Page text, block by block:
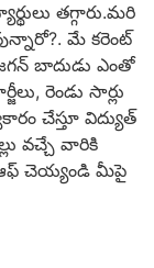
త‌గ్గారు.మ‌రి
మే కరెంట్
బాదుడు ఎంతో
రెండు సార్లు
చేస్తూ విద్యుత్
వచ్చే వారికి
ఆఫ్ చెయ్యండి మీపై